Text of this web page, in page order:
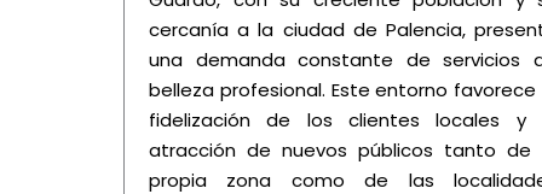
cercanía a la ciudad de Palencia,
una demanda constante de servicios
belleza profesional. Este entorno favorece
fidelización de los clientes locales y
atracción de nuevos públicos tanto de
propia zona como de las